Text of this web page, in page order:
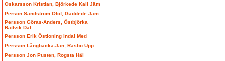
Oskarsson Kristian, Björkede Kall Jäm
Person Sandström Olof, Gäddede Jäm
Persson Göras-Anders, Östbjörka
Rättvik Dal
Persson Erik Östloning Indal Med
Persson Långbacka-Jan, Rasbo Upp
Persson Jon Pusten, Rogsta Häl